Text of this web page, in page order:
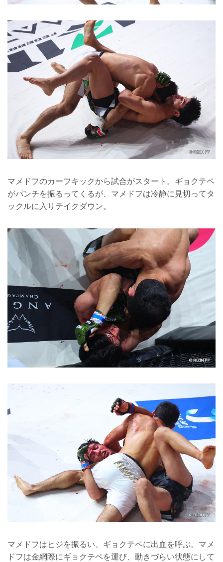
マメドフのカーフキックから試合がスタート。ギョクテペ
がパンチを振るってくるが、マメドフは冷静に見切ってタ
ックルに入りテイクダウン。
マメドフはヒジを振るい、ギョクテペに出血を呼ぶ。マメ
ドフは金網際にギョクテペを運び、動きづらい状態にして